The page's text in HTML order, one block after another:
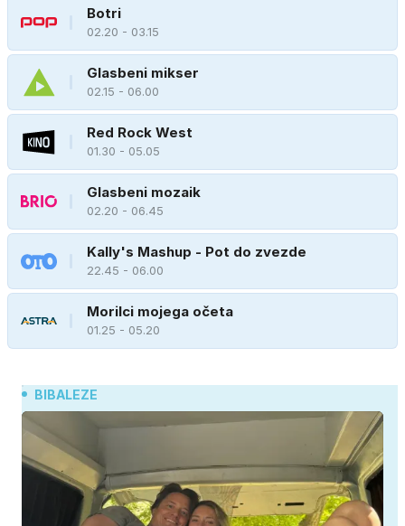
Botri
02.20 - 03.15
Glasbeni mikser
02.15 - 06.00
Red Rock West
01.30 - 05.05
Glasbeni mozaik
02.20 - 06.45
Kally's Mashup - Pot do zvezde
22.45 - 06.00
Morilci mojega očeta
01.25 - 05.20
BIBALEZE